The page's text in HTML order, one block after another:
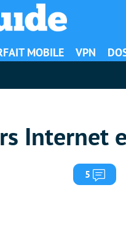
MOBILE VPN
Internet
5